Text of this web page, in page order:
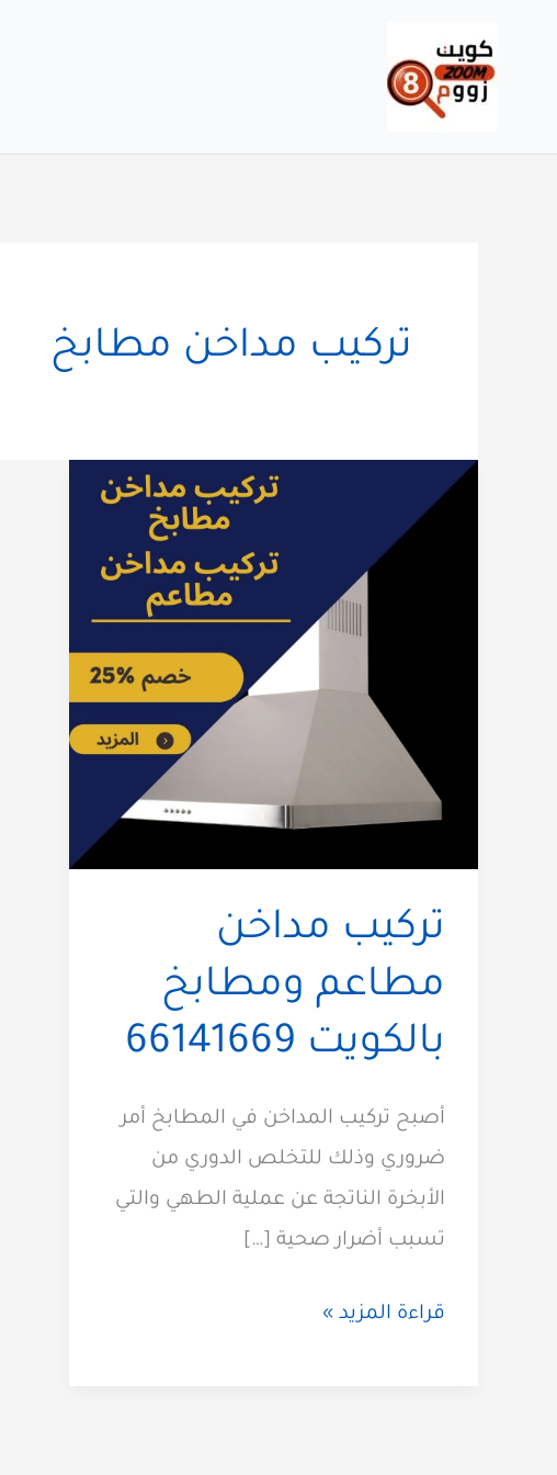
المحتوى
تركيب مداخن مطابخ
تركيب مداخن
مطاعم ومطابخ
بالكويت 66141669
أصبح تركيب المداخن في المطابخ أمر
ضروري وذلك للتخلص الدوري من
الأبخرة الناتجة عن عملية الطهي والتي
تسبب أضرار صحية […]
تركيب
قراءة المزيد »